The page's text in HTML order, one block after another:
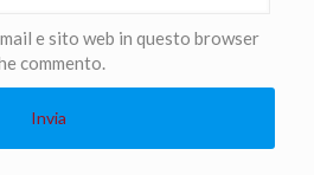
e sito web in questo browser
commento.